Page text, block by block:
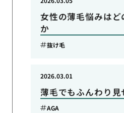
女性の薄毛悩みは
か
抜け毛
薄毛でもふんわり
2026.03.01
AGA